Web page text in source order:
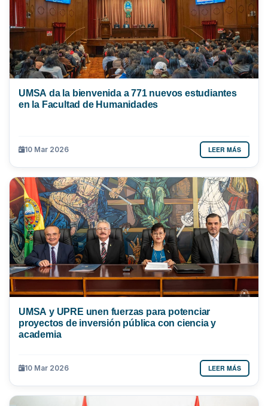
UMSA da la bienvenida a 771 nuevos estudiantes
en la Facultad de Humanidades
10 Mar 2026 LEER MÁS
UMSA y UPRE unen fuerzas para potenciar
proyectos de inversión pública con ciencia y
academia
10 Mar 2026 LEER MÁS